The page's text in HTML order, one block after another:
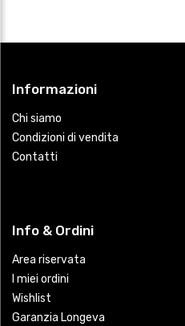
Informazioni
Chi siamo
Condizioni di vendita
Contatti
Info & Ordini
Area riservata
I miei ordini
Wishlist
Garanzia Longeva